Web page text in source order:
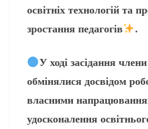
освітніх технологій та
зростання педагогів
.
У ході засідання члени
обмінялися досвідом
власними
удосконалення